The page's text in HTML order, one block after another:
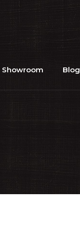
Showroom Blog